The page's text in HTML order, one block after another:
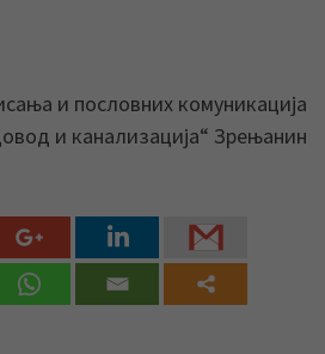
и пословних комуникација
и канализација“ Зрењанин